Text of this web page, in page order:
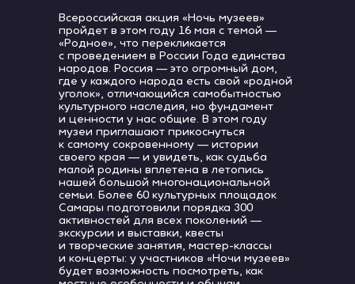
Всероссийская акция «Ночь музеев»
пройдет в этом году 16 мая с темой —
«Родное», что перекликается
с проведением в России Года единства
народов. Россия — это огромный дом,
где у каждого народа есть свой «родной
уголок», отличающийся самобытностью
культурного наследия, но фундамент
и ценности у нас общие. В этом году
музеи приглашают прикоснуться
к самому сокровенному — истории
своего края — и увидеть, как судьба
малой родины вплетена в летопись
нашей большой многонациональной
семьи. Более 60 культурных площадок
Самары подготовили порядка 300
активностей для всех поколений —
экскурсии и выставки, квесты
и творческие занятия, мастер-классы
и концерты: у участников «Ночи музеев»
будет возможность посмотреть, как